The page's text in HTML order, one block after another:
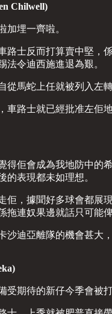
Chilwell)
加埋一齊啦。
路士反而打算賣中堅
法令迪西施進退為艱。
從馬蛇上任就被列入左
車路士就已經批准左佢
得佢會成為我地防中的
的表現都未如理想。
佢，據聞好多球會都展
連奴果邊就話只可能俾
沙迪亞離隊的機會甚大
受期待的新仔今季會被